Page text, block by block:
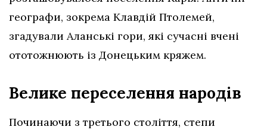
географи, зокрема Клавдій Птолемей,
згадували Аланські гори, які сучасні вчені
ототожнюють із Донецьким кряжем.
Велике переселення народів
Починаючи з третього століття, степи